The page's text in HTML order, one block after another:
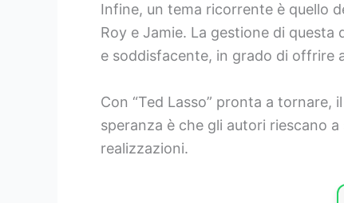
Infine, un tema ricorrente è quello
Roy e Jamie. La gestione di
e soddisfacente, in grado di offrire
Con “Ted Lasso” pronta a tornare,
speranza è che gli autori riescano
realizzazioni.